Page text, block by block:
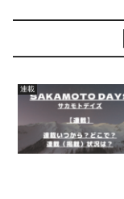
連載